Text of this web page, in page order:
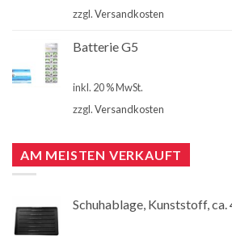
zzgl.Versandkosten
Batterie G5
inkl. 20 % MwSt.
zzgl.Versandkosten
AM MEISTEN VERKAUFT
Schuhablage, Kunststoff, ca.